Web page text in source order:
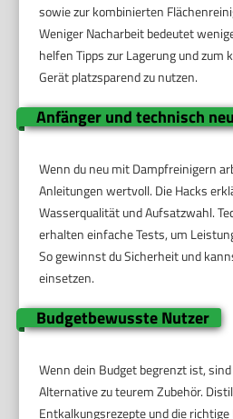
sowie zur kombinierten
Weniger Nacharbeit bedeutet
helfen Tipps zur Lagerung und zum
Gerät platzsparend zu nutzen.
Anfänger und technisch
Wenn du neu mit Dampfreinigern
Anleitungen wertvoll. Die Hacks
Wasserqualität und Aufsatzwahl.
erhalten einfache Tests, um
So gewinnst du Sicherheit und
einsetzen.
Budgetbewusste Nutzer
Wenn dein Budget begrenzt ist,
Alternative zu teurem Zubehör.
Entkalkungsrezepte und die